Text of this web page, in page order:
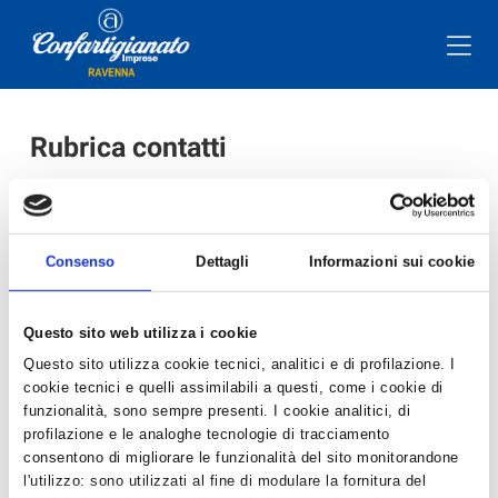
Consenso Dettagli Informazioni sui cookie
Questo sito web utilizza i cookie
Questo sito utilizza cookie tecnici, analitici e di profilazione. I
cookie tecnici e quelli assimilabili a questi, come i cookie di
funzionalità, sono sempre presenti. I cookie analitici, di
profilazione e le analoghe tecnologie di tracciamento
consentono di migliorare le funzionalità del sito monitorandone
l'utilizzo: sono utilizzati al fine di modulare la fornitura del
Rubrica contatti
A K
L
M
N O P Q R S T U V
W
X
Y Z
Cognome Nome Settore Sede
Contatti